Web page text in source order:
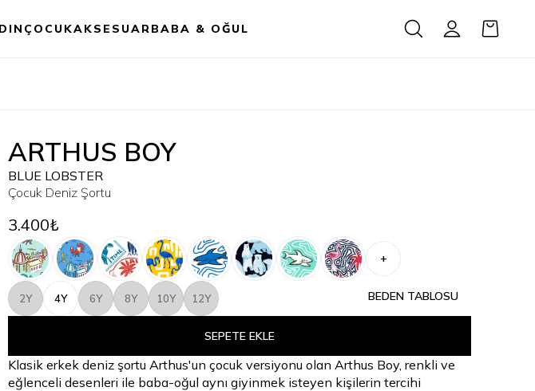
ÇOCUKAKSESUAR BABA & OĞUL
ARTHUS BOY
BLUE LOBSTER
Çocuk Deniz Şortu
3.400₺
+
2Y 4Y 6Y 8Y 10Y 12Y BEDEN TABLOSU
SEPETE EKLE
Klasik erkek deniz şortu Arthus'un çocuk versiyonu olan Arthus Boy, renkli ve
eğlenceli desenleri ile baba-oğul aynı giyinmek isteyen kişilerin tercihi